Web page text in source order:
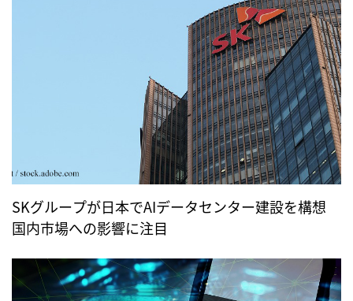
SKグループが日本でAIデータセンター建設を構想
国内市場への影響に注目